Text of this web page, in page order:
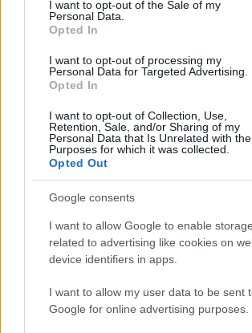
I want to opt-out of the Sale of my
Personal Data.
Opted In
I want to opt-out of processing my
Personal Data for Targeted Advertising.
Opted In
I want to opt-out of Collection, Use,
Retention, Sale, and/or Sharing of my
Personal Data that Is Unrelated with the
Purposes for which it was collected.
Opted Out
Google consents
I want to allow Google to enable storage
related to advertising like cookies on
device identifiers in apps.
I want to allow my user data to be sent
Google for online advertising purposes.
Fabia RS Rally2, +37.5
(spanylok), Škoda Fabia RS Rally2,
Citroën C3 Rally2, +45.4
7. Andrea Mabellini, Virginia Lenzi
Lancia Ypsilon Rally2, +56.2
8. William Creighton, Liam Regan
C3 Rally2, +1:09.8
9. Jakub Matulka, Damian Syty
10. Dominik Stritesky, Ondrej